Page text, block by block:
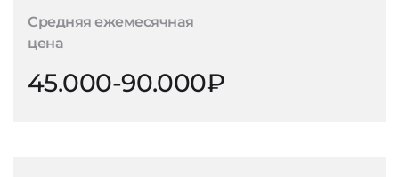
Средняя ежемесячная
цена
45.000-90.000₽